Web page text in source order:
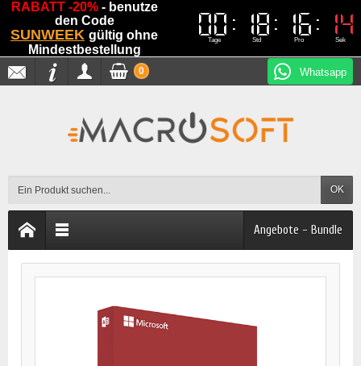
RABATT -20% - benutze
den Code
SUNWEEK gültig ohne
Mindestbestellung
00
00
Tage
18
18
Std
16
16
Pro
13
13
Sek
Whatsapp
OK
0
Angebote - Bundle